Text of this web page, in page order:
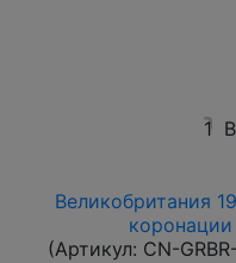
1
Великобритания
(Артикул: CN-